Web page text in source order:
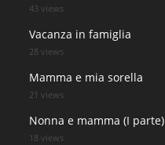
43 views
Vacanza in famiglia
28 views
Mamma e mia sorella
21 views
Nonna e mamma (I parte)
18 views